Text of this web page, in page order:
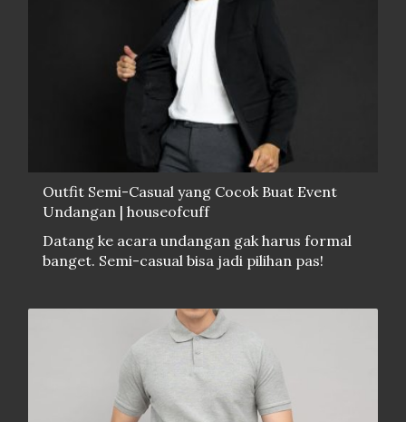
Outfit Semi-Casual yang Cocok Buat Event
Undangan | houseofcuff
Datang ke acara undangan gak harus formal
banget. Semi-casual bisa jadi pilihan pas!